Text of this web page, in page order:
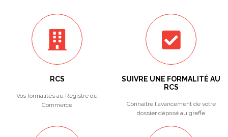
RCS
Vos formalités au Registre du
Commerce
SUIVRE UNE FORMALITÉ AU
RCS
Connaître l'avancement de votre
dossier déposé au greffe